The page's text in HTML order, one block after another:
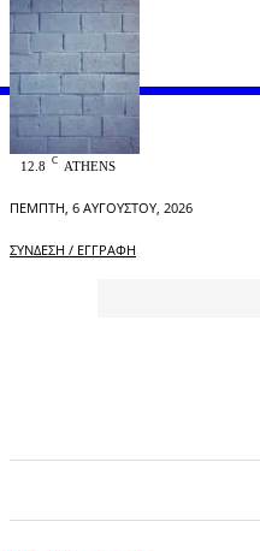
OFFICIAL
12.8 C ATHENS
ΠΈΜΠΤΗ, 6 ΑΥΓΟΎΣΤΟΥ, 2026
ΣΎΝΔΕΣΗ / ΕΓΓΡΑΦΉ